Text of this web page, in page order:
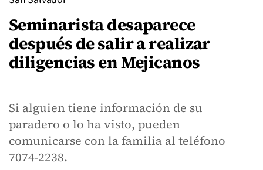
Seminarista desaparece
después de salir a realizar
diligencias en Mejicanos
Si alguien tiene información de su
paradero o lo ha visto, pueden
comunicarse con la familia al teléfono
7074-2238.